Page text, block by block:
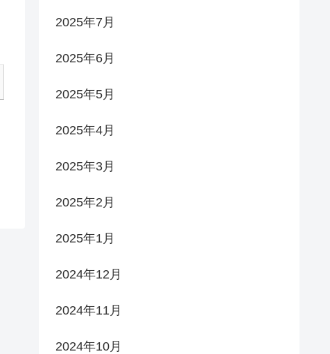
2025年7月
2025年6月
2025年5月
2025年4月
2025年3月
2025年2月
2025年1月
2024年12月
2024年11月
2024年10月